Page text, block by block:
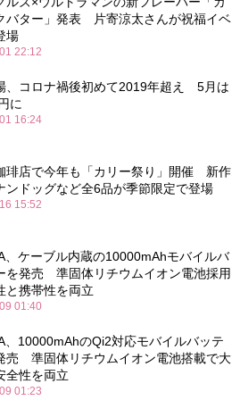
バター」発表 片寄涼太さんが祝福イベ
場
22:12
、コロナ禍後初めて2019年超え 5月は
に
16:24
琲店で今年も「カリー祭り」開催 新作
ンドッグなど全6品が季節限定で登場
15:52
、ケーブル内蔵の10000mAhモバイルバ
を発売 準固体リチウムイオン電池採用
と携帯性を両立
01:40
、10000mAhのQi2対応モバイルバッテ
売 準固体リチウムイオン電池搭載で大
全性を両立
01:23